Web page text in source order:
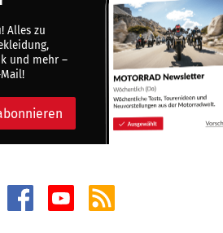
Alles zu
und mehr –